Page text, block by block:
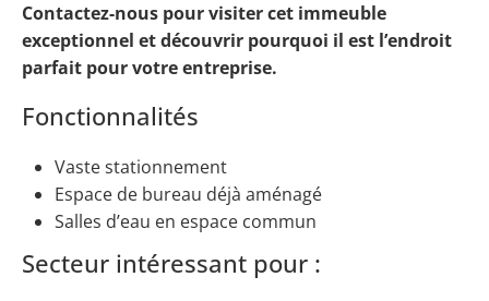
Contactez-nous pour visiter cet immeuble
exceptionnel et découvrir pourquoi il est l’endroit
parfait pour votre entreprise.
Fonctionnalités
Vaste stationnement
Espace de bureau déjà aménagé
Salles d’eau en espace commun
Secteur intéressant pour :